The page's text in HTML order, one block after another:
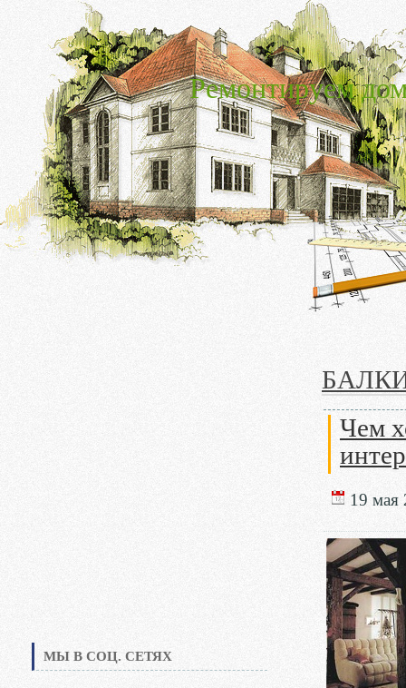
Ремонтируем
МЫ В СОЦ. СЕТЯХ
Чем
19 мая